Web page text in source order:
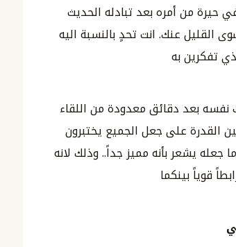
حيرة من أمره بعد تبادله الحديث
القليل عنك. انت تحدٍ بالنسبة اليه
تفكرين به
نفسه بعد دقائق معدودة من اللقاء
على جعل الجميع يختبرون
جعله يشعر بأنه مميز جداً.. وذلك لانه
قوياً بينكما